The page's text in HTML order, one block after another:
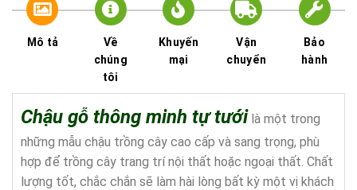
Mô tả
Về
chúng
tôi
Khuyến
mại
Vận
chuyển
Bảo
hành
Chậu gỗ thông minh tự tưới là một trong
những mẫu chậu trồng cây cao cấp và sang trọng, phù
hợp để trồng cây trang trí nội thất hoặc ngoại thất. Chất
lượng tốt, chắc chắn sẽ làm hài lòng bất kỳ một vị khách